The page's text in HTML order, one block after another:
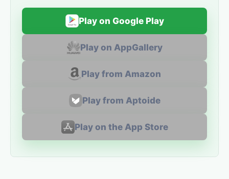
Play on Google Play
Play on AppGallery
Play from Amazon
Play from Aptoide
Play on the App Store